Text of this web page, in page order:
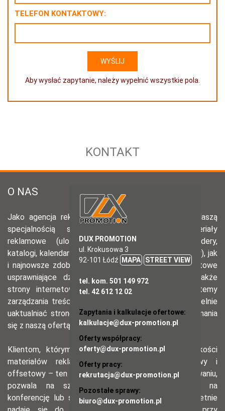
TELEFON KONTAKTOWY:
Aby wysłać zapytanie, należy wypełnić wszystkie pola.
KONTAKT
DUX PROMOTION
ul. Krokusowa 3
92-101 Łódź
MAPA STREET VIEW
tel. kom. 501 149 972
tel. 42 612 12 02
Zapytania i kalkulacje ofertowe:
kalkulacje@dux-promotion.pl
Oferty współpracy:
oferty@dux-promotion.pl
Oferty pracy:
rekrutacja@dux-promotion.pl
Pozostałe sprawy:
biuro@dux-promotion.pl